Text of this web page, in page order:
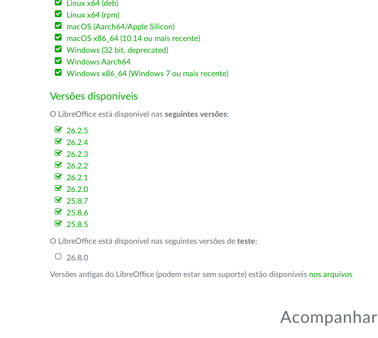
Linux x64 (deb)
Linux x64 (rpm)
macOS (Aarch64/Apple Silicon)
macOS x86_64 (10.14 ou mais recente)
Windows (32 bit, deprecated)
Windows Aarch64
Windows x86_64 (Windows 7 ou mais recente)
Versões disponíveis
O LibreOffice está disponível nas seguintes versões:
26.2.5
26.2.4
26.2.3
26.2.2
26.2.1
26.2.0
25.8.7
25.8.6
25.8.5
O LibreOffice está disponível nas seguintes versões de teste:
26.8.0
Versões antigas do LibreOffice (podem estar sem suporte) estão disponíveis nos arquivos
Acompanhar